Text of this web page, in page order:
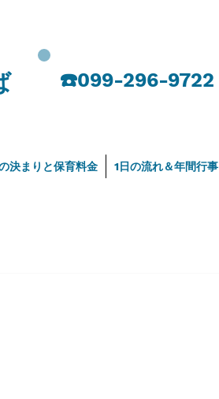
​☎️099-296-9722
決まりと保育料金 1日の流れ＆年間行事